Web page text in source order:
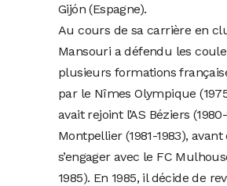
Gijón (Espagne).
Au cours de sa carrière en
Mansouri a défendu les
plusieurs formations
par le Nîmes Olympique
avait rejoint l’AS Béziers
Montpellier (1981-1983), avant
s’engager avec le FC
1985). En 1985, il décide de